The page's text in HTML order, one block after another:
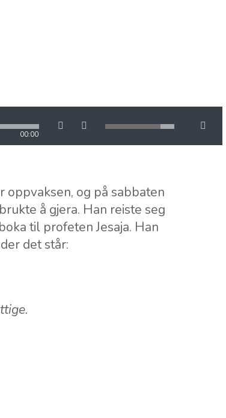
00:00
oppvaksen, og på sabbaten
å gjera. Han reiste seg
til profeten Jesaja. Han
det står: